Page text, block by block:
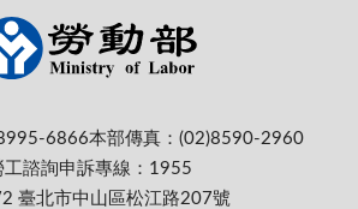
6866本部傳真：(02)8590-2960
工諮詢申訴專線：1955
臺北市中山區松江路207號